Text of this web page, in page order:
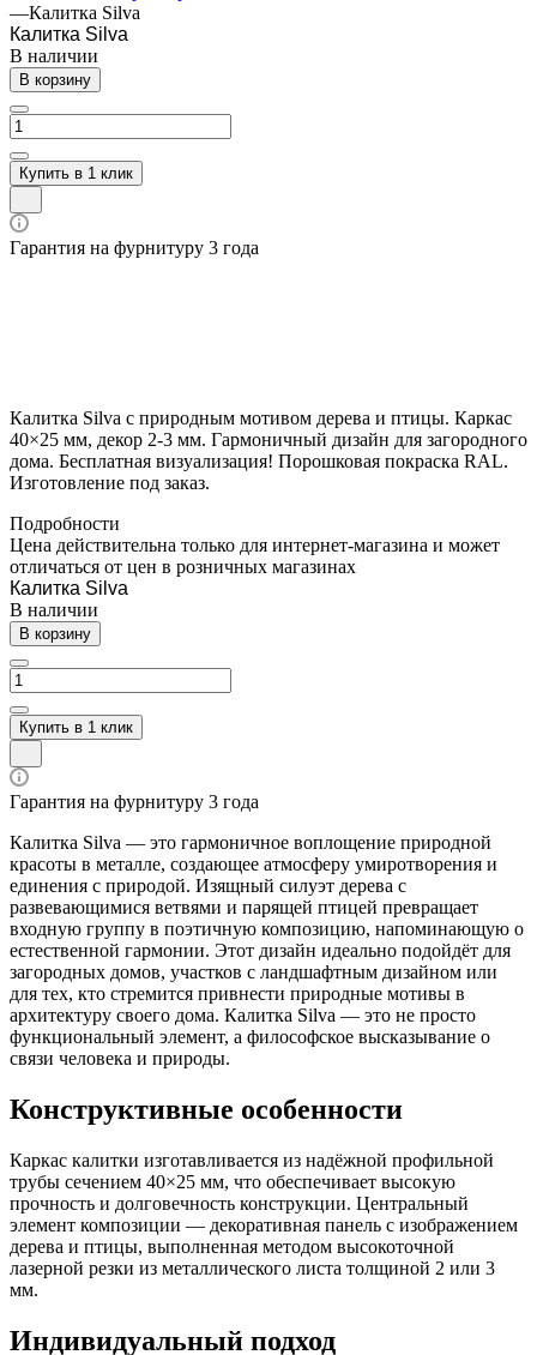
—Калитка Silva
Калитка Silva
В наличии
В корзину
Купить в 1 клик
Гарантия на фурнитуру 3 года
Калитка Silva с природным мотивом дерева и птицы. Каркас
40×25 мм, декор 2-3 мм. Гармоничный дизайн для загородного
дома. Бесплатная визуализация! Порошковая покраска RAL.
Изготовление под заказ.
Подробности
Цена действительна только для интернет-магазина и может
отличаться от цен в розничных магазинах
Калитка Silva
В наличии
В корзину
Купить в 1 клик
Гарантия на фурнитуру 3 года
Калитка Silva — это гармоничное воплощение природной
красоты в металле, создающее атмосферу умиротворения и
единения с природой. Изящный силуэт дерева с
развевающимися ветвями и парящей птицей превращает
входную группу в поэтичную композицию, напоминающую о
естественной гармонии. Этот дизайн идеально подойдёт для
загородных домов, участков с ландшафтным дизайном или
для тех, кто стремится привнести природные мотивы в
архитектуру своего дома. Калитка Silva — это не просто
функциональный элемент, а философское высказывание о
связи человека и природы.
Конструктивные особенности
Каркас калитки изготавливается из надёжной профильной
трубы сечением 40×25 мм, что обеспечивает высокую
прочность и долговечность конструкции. Центральный
элемент композиции — декоративная панель с изображением
дерева и птицы, выполненная методом высокоточной
лазерной резки из металлического листа толщиной 2 или 3
мм.
Индивидуальный подход